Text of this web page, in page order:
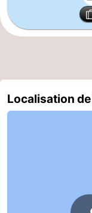
Localisation